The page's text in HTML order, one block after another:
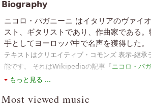
Biography
ニコロ・パガニーニ はイタリアのヴァイ
スト、ギタリストであり、作曲家である
手としてヨーロッパ中で名声を獲得した。
テキストはクリエイティブ・コモンズ 表示-継承
能です。 それはWikipediaの記事『ニコロ・パ
しています。
もっと見る ...
Most viewed music